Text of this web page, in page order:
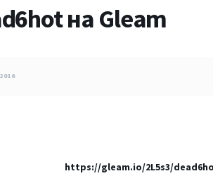
на Gleam
https://gleam.io/2L5s3/